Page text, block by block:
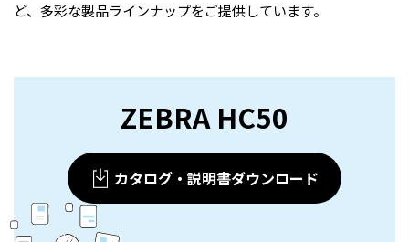
ど、多彩な製品ラインナップをご提供しています。
ZEBRA HC50
カタログ・説明書ダウンロード